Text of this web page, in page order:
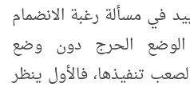
في مسألة رغبة الانضمام
الحرج دون وضع
تنفيذها، فالأول ينظر